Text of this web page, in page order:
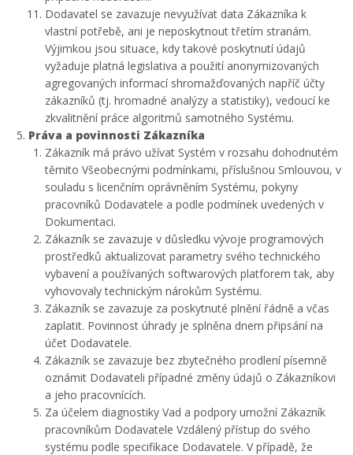
Dodavatel se zavazuje nevyužívat data Zákazníka k
vlastní potřebě, ani je neposkytnout třetím stranám.
Výjimkou jsou situace, kdy takové poskytnutí údajů
vyžaduje platná legislativa a použití anonymizovaných
agregovaných informací shromažďovaných napříč účty
zákazníků (tj. hromadné analýzy a statistiky), vedoucí ke
zkvalitnění práce algoritmů samotného Systému.
Práva a povinnosti Zákazníka
Zákazník má právo užívat Systém v rozsahu dohodnutém
těmito Všeobecnými podmínkami, příslušnou Smlouvou, v
souladu s licenčním oprávněním Systému, pokyny
pracovníků Dodavatele a podle podmínek uvedených v
Dokumentaci.
Zákazník se zavazuje v důsledku vývoje programových
prostředků aktualizovat parametry svého technického
vybavení a používaných softwarových platforem tak, aby
vyhovovaly technickým nárokům Systému.
Zákazník se zavazuje za poskytnuté plnění řádně a včas
zaplatit. Povinnost úhrady je splněna dnem připsání na
účet Dodavatele.
Zákazník se zavazuje bez zbytečného prodlení písemně
oznámit Dodavateli případné změny údajů o Zákazníkovi
a jeho pracovnících.
Za účelem diagnostiky Vad a podpory umožní Zákazník
pracovníkům Dodavatele Vzdálený přístup do svého
systému podle specifikace Dodavatele. V případě, že